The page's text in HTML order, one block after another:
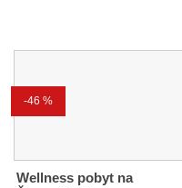
-46 %
Wellness pobyt na